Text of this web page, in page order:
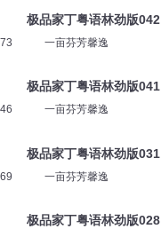
73
46
69
极品家丁粤语林劲版042
一亩芬芳馨逸
极品家丁粤语林劲版041
一亩芬芳馨逸
极品家丁粤语林劲版031
一亩芬芳馨逸
极品家丁粤语林劲版028